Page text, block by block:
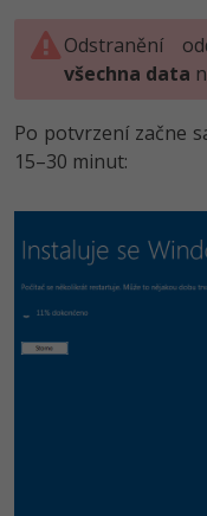
Odstranění
všechna data
Po potvrzení začne
15–30 minut: